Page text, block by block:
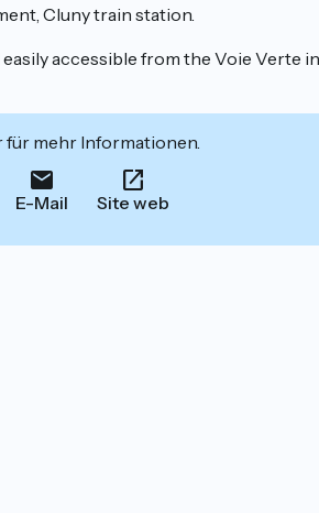
Cluny train station.
accessible from the Voie Verte
für mehr Informationen.
E-Mail Site web